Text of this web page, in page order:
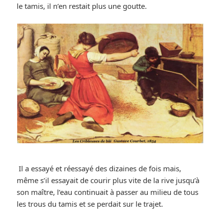
le tamis, il n’en restait plus une goutte.
Il a essayé et réessayé des dizaines de fois mais,
même s’il essayait de courir plus vite de la rive jusqu’à
son maître, l’eau continuait à passer au milieu de tous
les trous du tamis et se perdait sur le trajet.